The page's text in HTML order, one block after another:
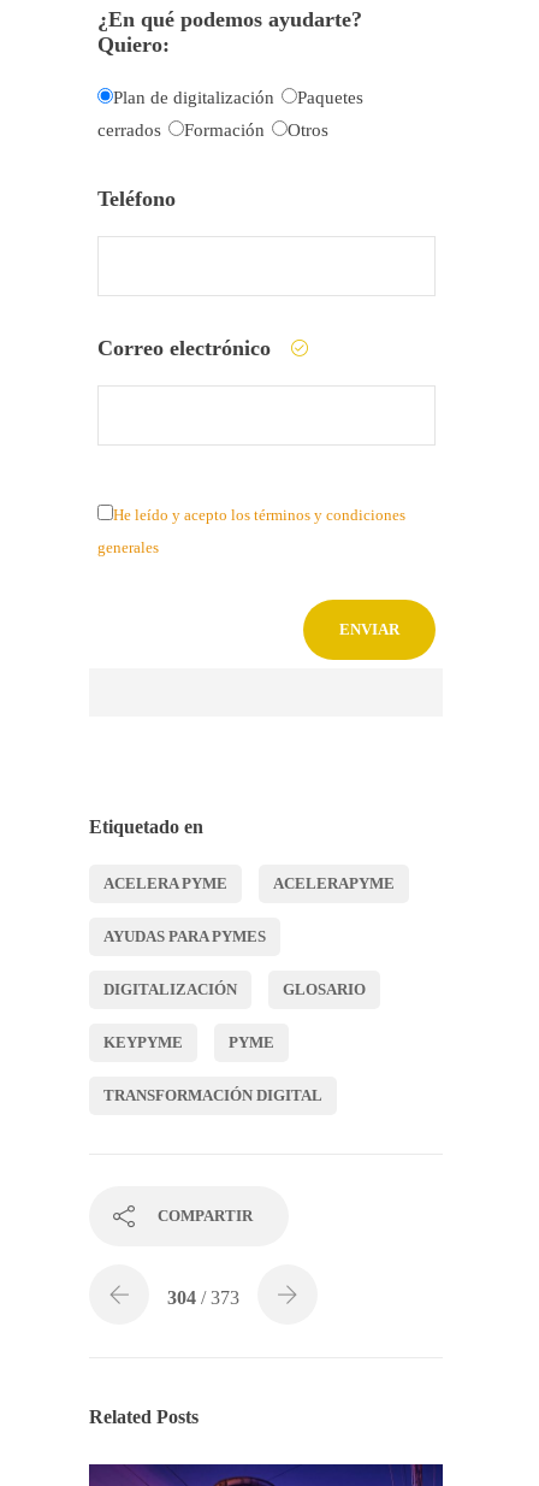
¿En qué podemos ayudarte?
Quiero:
Plan de digitalización
Paquetes
cerrados
Formación Otros
Teléfono
Correo electrónico
He leído y acepto los términos y condiciones
generales
Etiquetado en
ACELERA PYME ACELERAPYME
AYUDAS PARA PYMES
DIGITALIZACIÓN GLOSARIO
KEYPYME PYME
TRANSFORMACIÓN DIGITAL
COMPARTIR
304 / 373
Related Posts